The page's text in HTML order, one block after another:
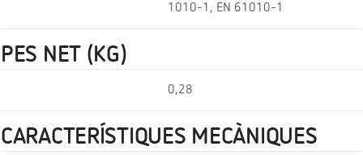
1010-1, EN 61010-1
PES NET (KG)
0,28
CARACTERÍSTIQUES MECÀNIQUES